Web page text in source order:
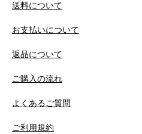
送料について
お支払いについて
返品について
ご購入の流れ
よくあるご質問
ご利用規約